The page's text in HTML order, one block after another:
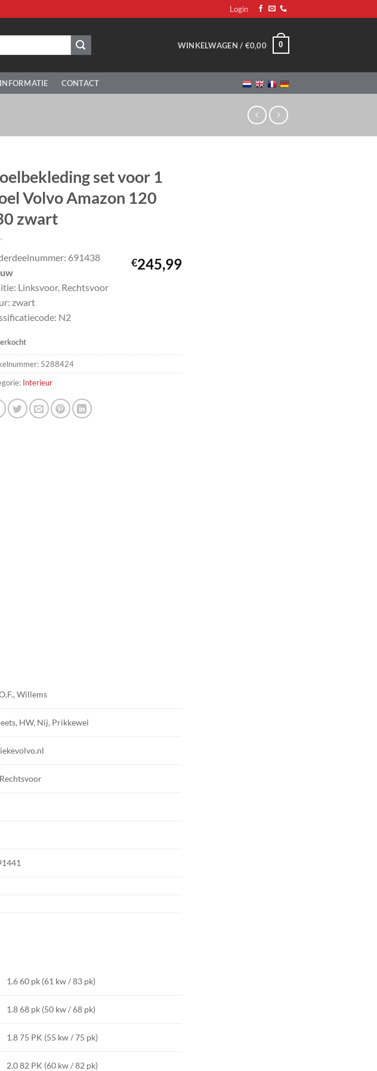
Login
WINKELWAGEN / €0,00 0
CONTACT
set voor 1
Volvo Amazon 120
zwart
€245,99
691438
Linksvoor, Rechtsvoor
zwart
N2
5288424
Interieur
Willems
HW, Nij, Prikkewei
1.6 60 pk (61 kw / 83 pk)
1.8 68 pk (50 kw / 68 pk)
1.8 75 PK (55 kw / 75 pk)
2.0 82 PK (60 kw / 82 pk)